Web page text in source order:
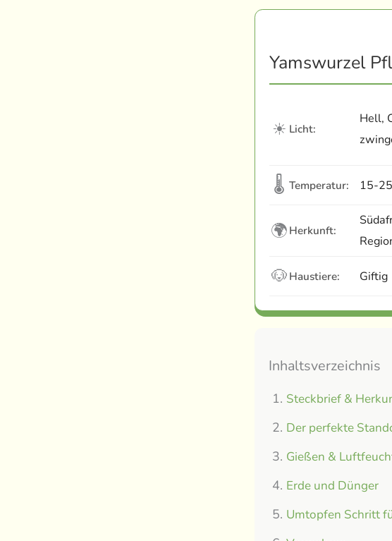
Yamswurzel
☀ Licht:
Hell,
🌡 Temperatur: 15-
🌍 Herkunft:
🐶 Haustiere: Giftig
Inhaltsverzeichnis
Steckbrief &
Der perfekte
Gießen &
Erde und Dünger
Umtopfen Schritt